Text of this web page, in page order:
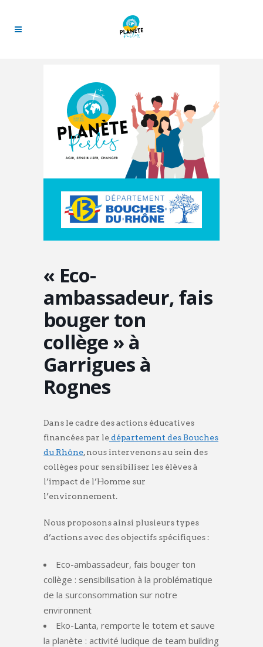
« Eco-
ambassadeur, fais
bouger ton
collège » à
Garrigues à
Rognes
Dans le cadre des actions éducatives
financées par ledépartement des Bouches
du Rhône, nous intervenons au sein des
collèges pour sensibiliser les élèves à
l’impact de l’Homme sur
l’environnement.
Nous proposons ainsi plusieurs types
d’actions avec des objectifs spécifiques :
Eco-ambassadeur, fais bouger ton
collège : sensibilisation à la problématique
de la surconsommation sur notre
environnent
Eko-Lanta, remporte le totem et sauve
la planète : activité ludique de team building